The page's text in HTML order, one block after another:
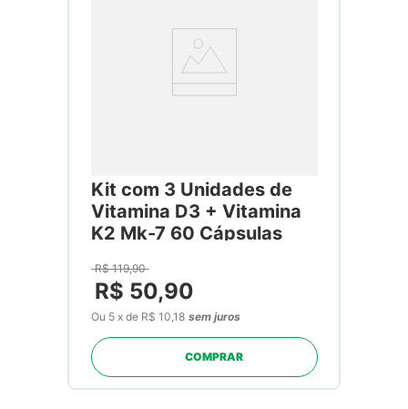
Kit com 3 Unidades de
Vitamina D3 + Vitamina
K2 Mk-7 60 Cápsulas
R$ 119,90
R$ 50,90
Ou 5 xde R$ 10,18 sem juros
COMPRAR